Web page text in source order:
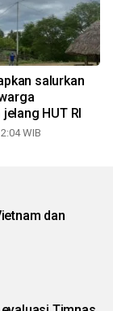
salurkan
HUT RI
WIB
dan